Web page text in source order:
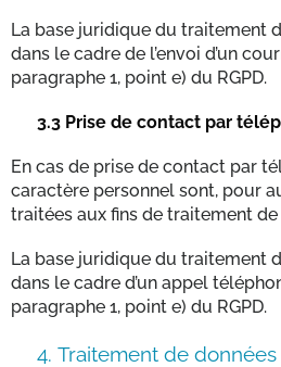
La base juridique du traitement
dans le cadre de l’envoi d’un
paragraphe 1, point e) du RGPD.
3.3 Prise de contact par
En cas de prise de contact par
caractère personnel sont, pour
traitées aux fins de traitement
La base juridique du traitement
dans le cadre d’un appel
paragraphe 1, point e) du RGPD.
4. Traitement de